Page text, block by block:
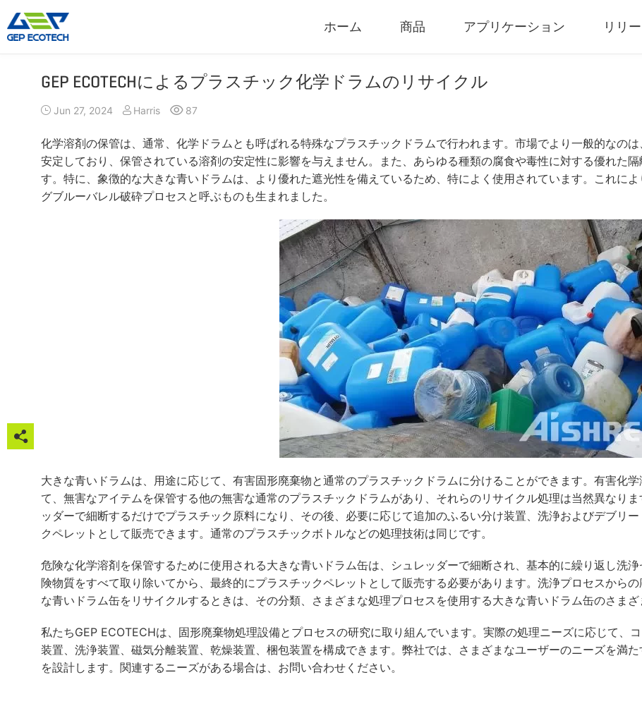
ホーム 商品
シュレッダーマシン
二軸シュレッダー
一軸シュレッダー
四軸シュレッダー
プレシュレッダー
ハンマーミルグラインダー
クラッシャーマシン
インパクトクラッシャー
コーンクラッシャー
VSI クラッシャ
圧縮および造粒機
RDFペレットマシン
ユニバーサル造粒機
ゴムグラインダ
移動式シュレッダー
移動式破砕機プラン
ゴム粉砕ユニット
ポータブル熱分解プ
アプリケーション リリ
GEP ECOTECHによるプラスチック化学ドラムのリサイクル
Jun 27, 2024 Harris 87
化学溶剤の保管は、通常、化学ドラムとも呼ばれる特殊なプラスチックドラムで行われます。市場でより一般的なの
安定しており、保管されている溶剤の安定性に影響を与えません。また、あらゆる種類の腐食や毒性に対する優れた
す。特に、象徴的な大きな青いドラムは、より優れた遮光性を備えているため、特によく使用されています。これに
グブルーバレル破砕プロセスと呼ぶものも生まれました。
大きな青いドラムは、用途に応じて、有害固形廃棄物と通常のプラスチックドラムに分けることができます。有害化
て、無害なアイテムを保管する他の無害な通常のプラスチックドラムがあり、それらのリサイクル処理は当然異なり
ッダーで細断するだけでプラスチック原料になり、その後、必要に応じて追加のふるい分け装置、洗浄およびデブリ
クペレットとして販売できます。通常のプラスチックボトルなどの処理技術は同じです。
危険な化学溶剤を保管するために使用される大きな青いドラム缶は、シュレッダーで細断され、基本的に繰り返し洗
険物質をすべて取り除いてから、最終的にプラスチックペレットとして販売する必要があります。洗浄プロセスから
な青いドラム缶をリサイクルするときは、その分類、さまざまな処理プロセスを使用する大きな青いドラム缶のさまざ
私たちGEP ECOTECHは、固形廃棄物処理設備とプロセスの研究に取り組んでいます。実際の処理ニーズに応じて、
装置、洗浄装置、磁気分離装置、乾燥装置、梱包装置を構成できます。弊社では、さまざまなユーザーのニーズを満
を設計します。関連するニーズがある場合は、お問い合わせください。
